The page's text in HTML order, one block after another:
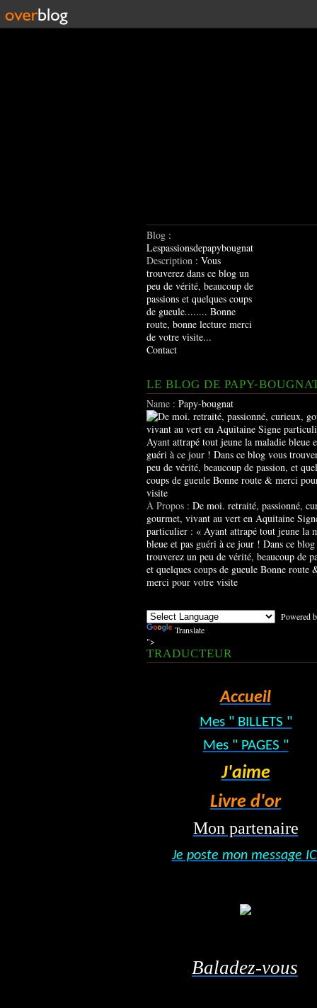
Blog :
Lespassionsdepapybougnat
Description : Vous
trouverez dans ce blog un
peu de vérité, beaucoup de
passions et quelques coups
de gueule........ Bonne
route, bonne lecture merci
de votre visite...
Contact
LE BLOG DE PAPY-
Name : Papy-bougnat
À Propos : De moi. retraité, passionné,
gourmet, vivant au vert en Aquitaine
particulier : « Ayant attrapé tout jeune la
bleue et pas guéri à ce jour ! Dans ce
trouverez un peu de vérité, beaucoup de
et quelques coups de gueule Bonne route
merci pour votre visite
Powered
Translate
">
TRADUCTEUR
Accueil
Mes " BILLETS "
Mes " PAGES "
J'aime
Livre d'or
Mon partenaire
Je poste mon message
Baladez-vous